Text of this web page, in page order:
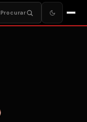
Procurar